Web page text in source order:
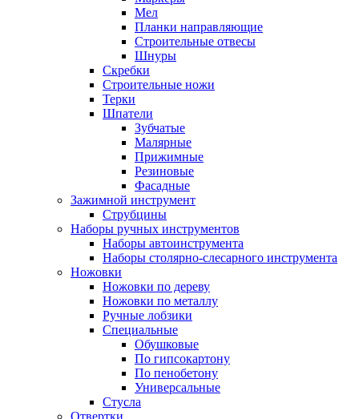
Мел
Планки направляющие
Строительные отвесы
Шнуры
Скребки
Строительные ножи
Терки
Шпатели
Зубчатые
Малярные
Прижимные
Резиновые
Фасадные
Зажимной инструмент
Струбцины
Наборы ручных инструментов
Наборы автоинструмента
Наборы столярно-слесарного инструмента
Ножовки
Ножовки по дереву
Ножовки по металлу
Ручные лобзики
Специальные
Обушковые
По гипсокартону
По пенобетону
Универсальные
Стусла
Отвертки